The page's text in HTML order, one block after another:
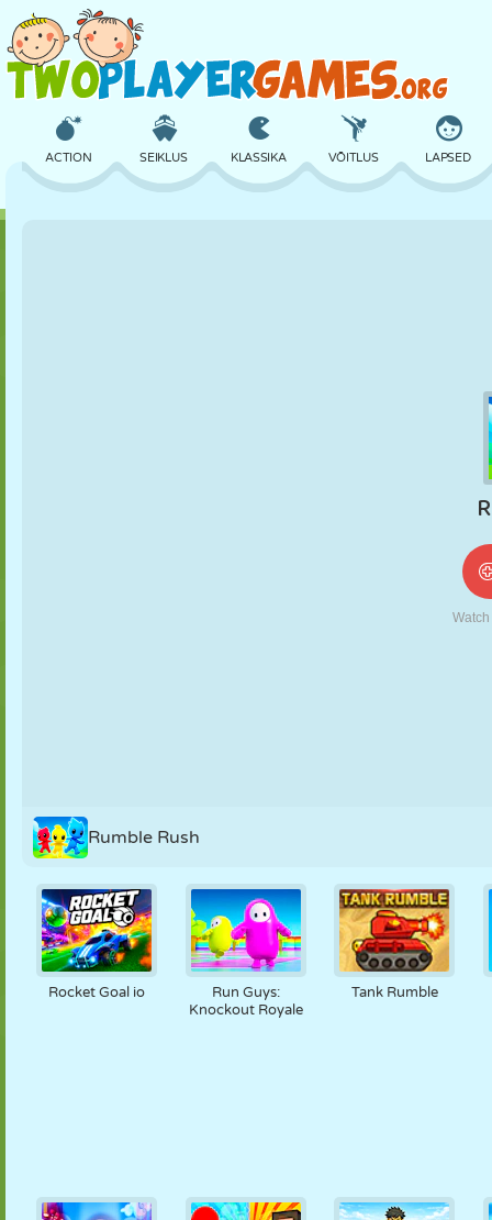
ACTION SEIKLUS KLASSIKA VÕITLUS LAPSED
TRULL
Rumble Rush
Rocket Goal io
Run Guys:
Knockout Royale
Tank Rumble